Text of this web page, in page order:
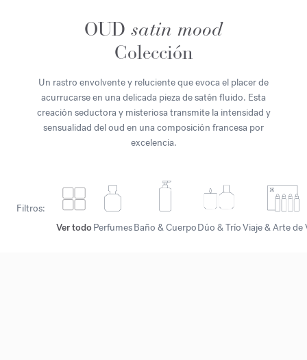
OUD satin mood
Colección
Un rastro envolvente y reluciente que evoca el placer de
acurrucarse en una delicada pieza de satén fluido. Esta
creación seductora y misteriosa transmite la intensidad y
sensualidad del oud en una composición francesa por
excelencia.
Filtros:
Ver todoPerfumesBaño & CuerpoDúo & TríoViaje & Arte de